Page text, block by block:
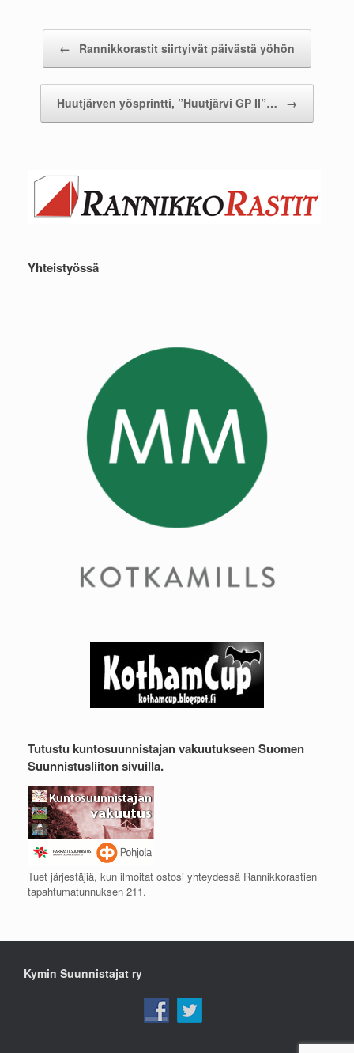
← Rannikkorastit siirtyivät päivästä yöhön
Huutjärven yösprintti, ”Huutjärvi GP II”… →
Yhteistyössä
Tutustu kuntosuunnistajan vakuutukseen Suomen
Suunnistusliiton sivuilla.
Tuet järjestäjiä, kun ilmoitat ostosi yhteydessä Rannikkorastien
tapahtumatunnuksen 211.
Kymin Suunnistajat ry